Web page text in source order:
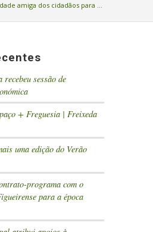
amiga dos cidadãos para ...
sessão de
+ Freguesia | Freixeda
uma edição do Verão
programa com o
para a época